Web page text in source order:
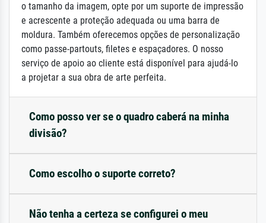
o tamanho da imagem, opte por um suporte de impressão
e acrescente a proteção adequada ou uma barra de
moldura. Também oferecemos opções de personalização
como passe-partouts, filetes e espaçadores. O nosso
serviço de apoio ao cliente está disponível para ajudá-lo
a projetar a sua obra de arte perfeita.
Como posso ver se o quadro caberá na minha
divisão?
Como escolho o suporte correto?
Não tenha a certeza se configurei o meu